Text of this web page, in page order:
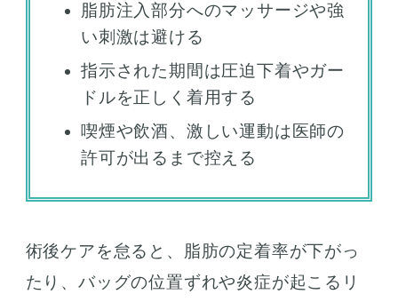
脂肪注入部分へのマッサージや強
い刺激は避ける
指示された期間は圧迫下着やガー
ドルを正しく着用する
喫煙や飲酒、激しい運動は医師の
許可が出るまで控える
術後ケアを怠ると、脂肪の定着率が下がっ
たり、バッグの位置ずれや炎症が起こるリ